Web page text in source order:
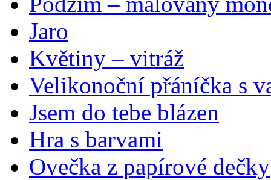
Jaro
Květiny – vitráž
Velikonoční přáníčka s
Jsem do tebe blázen
Hra s barvami
Ovečka z papírové dečky